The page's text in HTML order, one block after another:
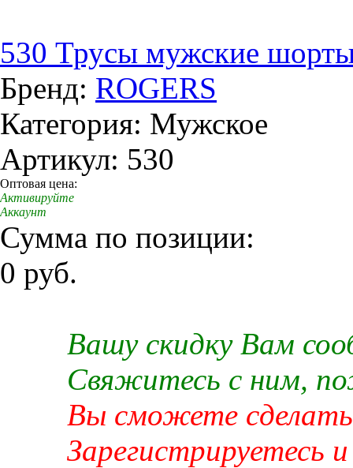
530 Трусы мужские
Бренд: ROGERS
Категория: Мужское
Артикул: 530
Оптовая цена:
Активируйте
Аккаунт
Сумма по позиции:
0 руб.
Вашу скидку Вам
Свяжитесь с ним,
Вы сможете сделать
Зарегистрируетесь